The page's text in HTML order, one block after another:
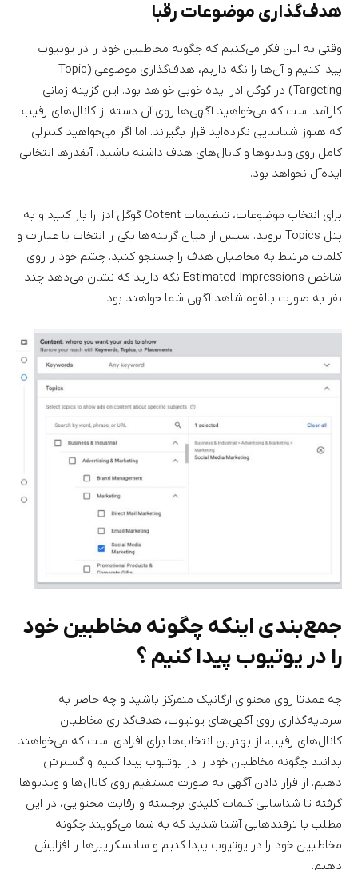
هدف‌گذاری موضوعات رقبا
وقتی به این فکر می‌کنیم که چگونه مخاطبین خود را در یوتیوب
پیدا کنیم و آن‌ها را نگه داریم، هدف‌گذاری موضوعی (Topic
Targeting) در گوگل ادز ایده خوبی خواهد بود. این گزینه زمانی
کارآمد است که می‌خواهید آگهی‌ها روی آن دسته از کانال‌های رقیب
که هنوز شناسایی نکرده‌اید قرار بگیرند. اما اگر می‌خواهید کنترلی
کامل روی ویدیوها و کانال‌های هدف داشته باشید، آنقدرها انتخابی
ایده‌آل نخواهد بود.
برای انتخاب موضوعات، تنظیمات Cotent گوگل ادز را باز کنید و به
پنل Topics بروید. سپس از میان گزینه‌ها یکی را انتخاب یا عبارات و
کلمات مرتبط به مخاطبان هدف را جستجو کنید. چشم خود را روی
شاخص Estimated Impressions نگه دارید که نشان می‌دهد چند
نفر به صورت بالقوه شاهد آگهی شما خواهند بود.
جمع‌بندی اینکه چگونه مخاطبین خود
را در یوتیوب پیدا کنیم ؟
چه عمدتا روی محتوای ارگانیک متمرکز باشید و چه حاضر به
سرمایه‌گذاری روی آگهی‌های یوتیوب، هدف‌گذاری مخاطبان
کانال‌های رقیب، از بهترین انتخاب‌ها برای افرادی است که می‌خواهند
بدانند چگونه مخاطبان خود را در یوتیوب پیدا کنیم و گسترش
دهیم. از قرار دادن آگهی‌ به صورت مستقیم روی کانال‌ها و ویدیوها
گرفته تا شناسایی کلمات کلیدی برجسته و رقابت محتوایی، در این
مطلب با ترفندهایی آشنا شدید که به شما می‌گویند چگونه
مخاطبین خود را در یوتیوب پیدا کنیم و سابسکرایبرها را افزایش
دهیم.